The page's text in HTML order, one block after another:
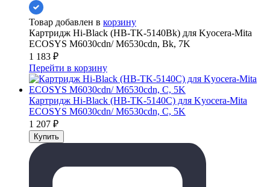
Товар добавлен в корзину
Картридж Hi-Black (HB-TK-5140Bk) для Kyocera-Mita
ECOSYS M6030cdn/ M6530cdn, Bk, 7K
1 183 ₽
Перейти в корзину
Картридж Hi-Black (HB-TK-5140C) для Kyocera-Mita
ECOSYS M6030cdn/ M6530cdn, С, 5K
1 207 ₽